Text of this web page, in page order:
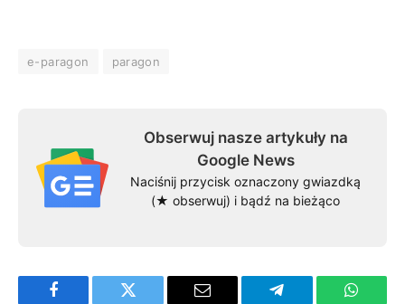
e-paragon paragon
Obserwuj nasze artykuły na
Google News
Naciśnij przycisk oznaczony gwiazdką
(★ obserwuj) i bądź na bieżąco